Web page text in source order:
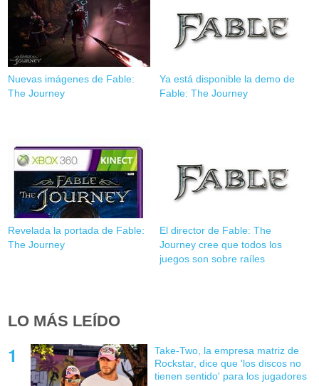
Nuevas imágenes de Fable:
The Journey
Ya está disponible la demo de
Fable: The Journey
Revelada la portada de Fable:
The Journey
El director de Fable: The
Journey cree que todos los
juegos son sobre raíles
LO MÁS LEÍDO
Take-Two, la empresa matriz de
Rockstar, dice que 'los discos no
tienen sentido' para los jugadores